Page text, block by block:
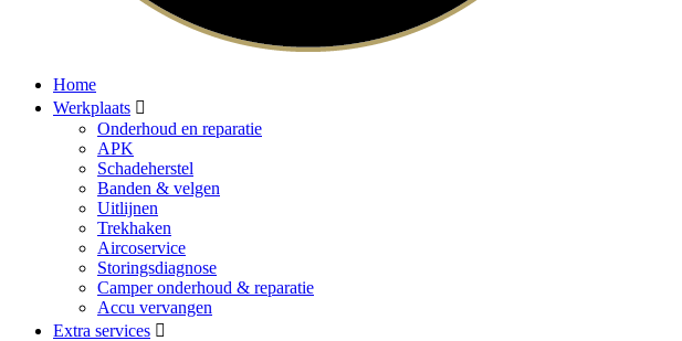
Home
Werkplaats
Onderhoud en reparatie
APK
Schadeherstel
Banden & velgen
Uitlijnen
Trekhaken
Aircoservice
Storingsdiagnose
Camper onderhoud & reparatie
Accu vervangen
Extra services